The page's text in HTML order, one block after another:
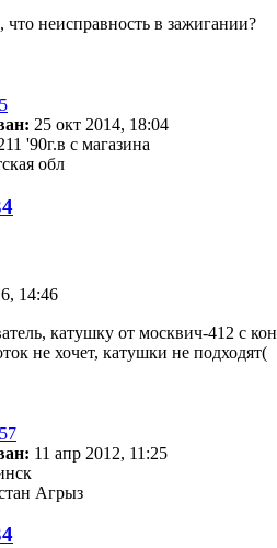
неисправность в зажигании?
25 окт 2014, 18:04
'90г.в с магазина
обл
14:46
катушку от москвич-412 с
не хочет, катушки не подходят(
11 апр 2012, 11:25
Агрыз